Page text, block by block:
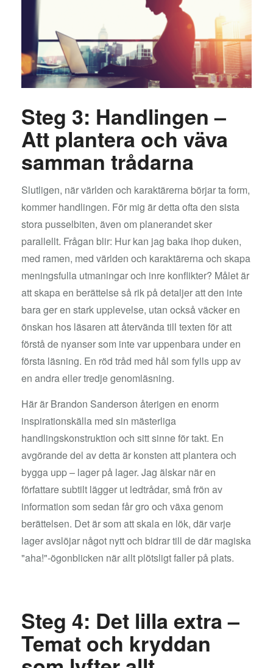
Steg 3: Handlingen –
Att plantera och väva
samman trådarna
Slutligen, när världen och karaktärerna börjar ta form,
kommer handlingen. För mig är detta ofta den sista
stora pusselbiten, även om planerandet sker
parallellt. Frågan blir: Hur kan jag baka ihop duken,
med ramen, med världen och karaktärerna och skapa
meningsfulla utmaningar och inre konflikter? Målet är
att skapa en berättelse så rik på detaljer att den inte
bara ger en stark upplevelse, utan också väcker en
önskan hos läsaren att återvända till texten för att
förstå de nyanser som inte var uppenbara under en
första läsning. En röd tråd med hål som fylls upp av
en andra eller tredje genomläsning.
Här är Brandon Sanderson återigen en enorm
inspirationskälla med sin mästerliga
handlingskonstruktion och sitt sinne för takt. En
avgörande del av detta är konsten att plantera och
bygga upp – lager på lager. Jag älskar när en
författare subtilt lägger ut ledtrådar, små frön av
information som sedan får gro och växa genom
berättelsen. Det är som att skala en lök, där varje
lager avslöjar något nytt och bidrar till de där magiska
"aha!"-ögonblicken när allt plötsligt faller på plats.
Steg 4: Det lilla extra –
Temat och kryddan